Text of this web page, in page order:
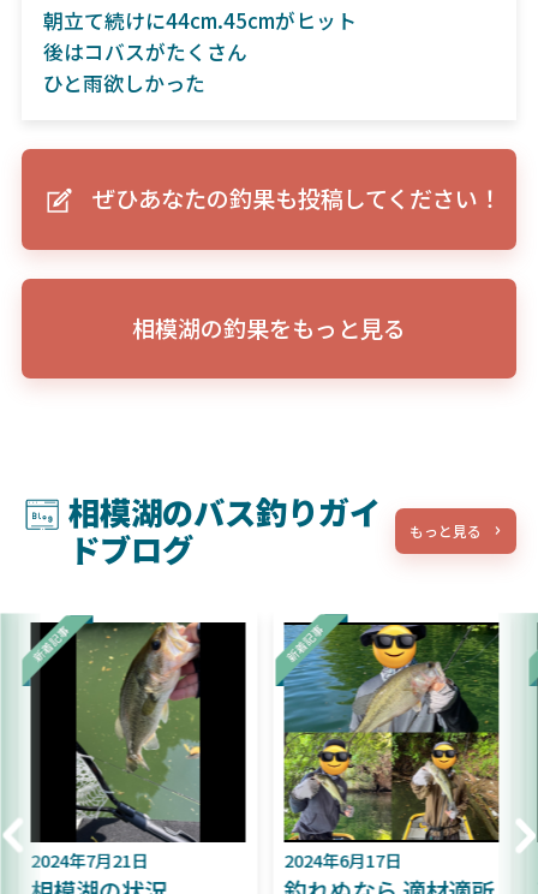
朝立て続けに44cm.45cmがヒット
後はコバスがたくさん
ひと雨欲しかった
ぜひあなたの釣果も投稿してください！
相模湖の釣果をもっと見る
相模湖のバス釣りガイ
ドブログ
もっと見る
2024年6月17日 2024年6月9日